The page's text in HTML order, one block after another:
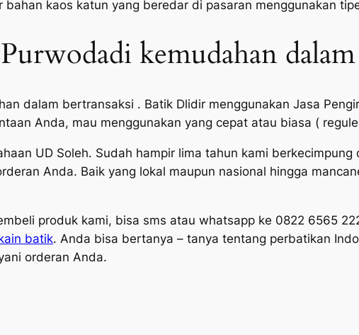
kaos katun yang beredar di pasaran menggunakan
kemudahan
dalam bertransaksi . Batik Dlidir menggunakan Jasa
Anda, mau menggunakan yang cepat atau biasa (
UD Soleh. Sudah hampir lima tahun kami
Anda. Baik yang lokal maupun nasional hingga
produk kami, bisa sms atau whatsapp ke 0822 6565
batik. Anda bisa bertanya – tanya tentang perbatikan
orderan Anda.